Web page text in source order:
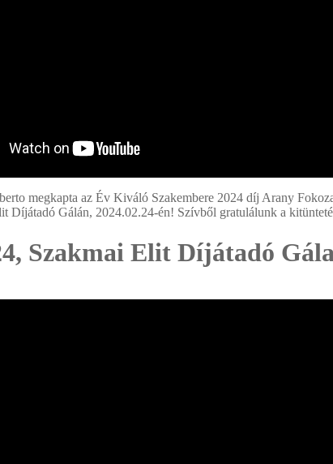
megkapta az Év Kiváló Szakembere 2024 díj Arany
Díjátadó Gálán, 2024.02.24-én! Szívből gratulálunk a
Szakmai Elit Díjátadó Gála